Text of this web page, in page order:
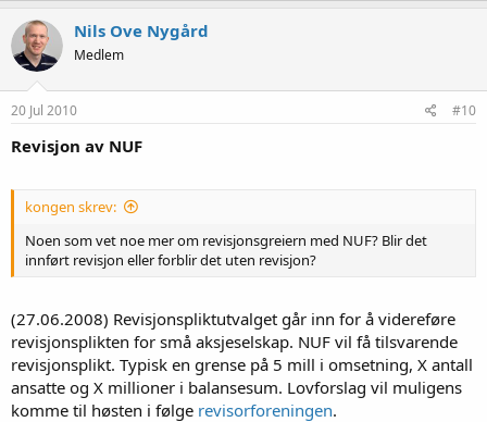
Nils Ove Nygård
Medlem
20 Jul 2010 #10
Revisjon av NUF
kongen skrev:
Noen som vet noe mer om revisjonsgreiern med NUF? Blir det
innført revisjon eller forblir det uten revisjon?
(27.06.2008) Revisjonspliktutvalget går inn for å videreføre
revisjonsplikten for små aksjeselskap. NUF vil få tilsvarende
revisjonsplikt. Typisk en grense på 5 mill i omsetning, X antall
ansatte og X millioner i balansesum. Lovforslag vil muligens
komme til høsten i følge revisorforeningen.